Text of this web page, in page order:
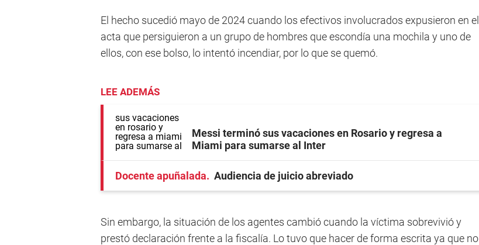
El hecho sucedió mayo de 2024 cuando los efectivos involucrados expusieron en el
acta que persiguieron a un grupo de hombres que escondía una mochila y uno de
ellos, con ese bolso, lo intentó incendiar, por lo que se quemó.
LEE ADEMÁS
Messi terminó sus vacaciones en Rosario y regresa a
Miami para sumarse al Inter
Docente apuñalada Audiencia de juicio abreviado
Sin embargo, la situación de los agentes cambió cuando la víctima sobrevivió y
prestó declaración frente a la fiscalía. Lo tuvo que hacer de forma escrita ya que no